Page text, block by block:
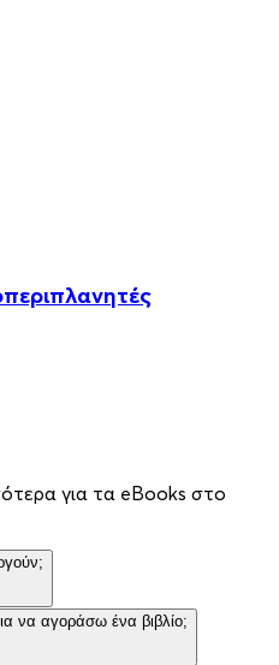
για τα eBooks στο
να αγοράσω ένα βιβλίο;